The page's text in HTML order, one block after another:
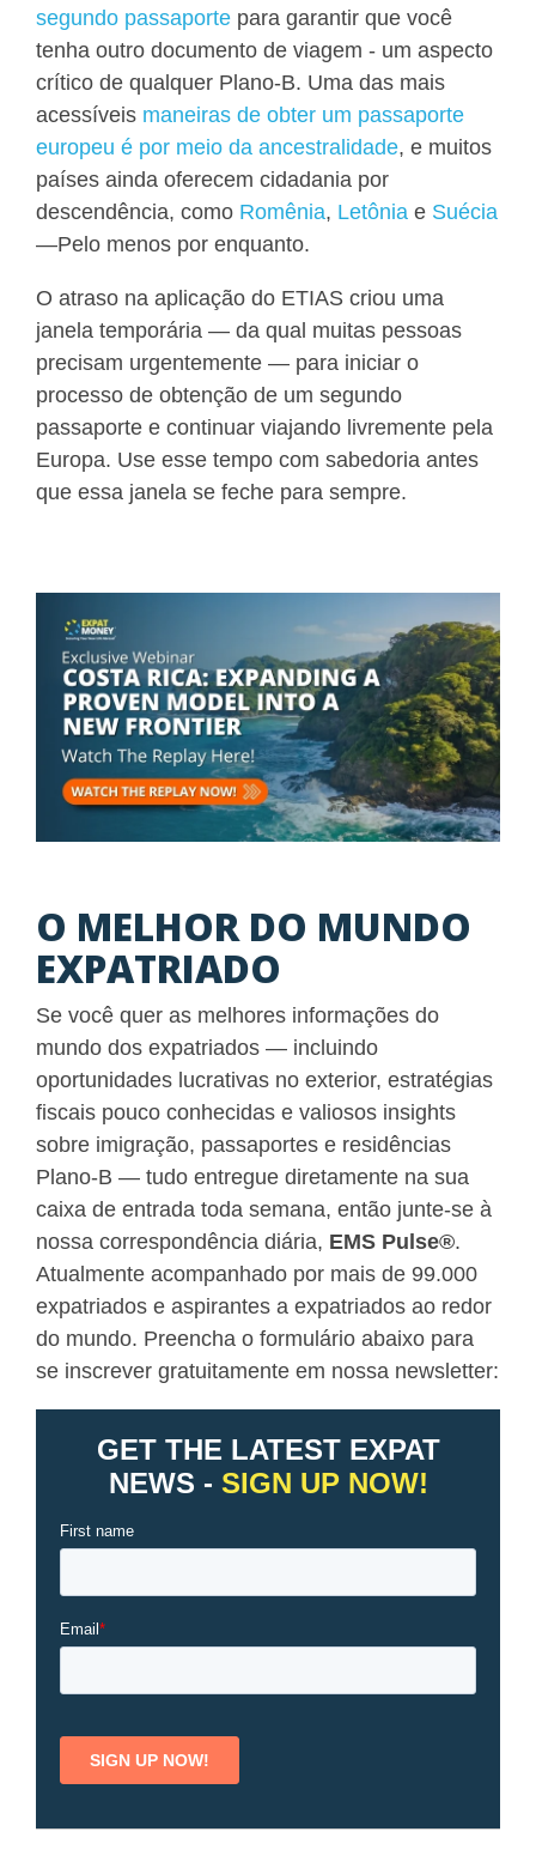
segundo passaporte para garantir que você
tenha outro documento de viagem - um aspecto
crítico de qualquer Plano-B. Uma das mais
acessíveis maneiras de obter um passaporte
europeu é por meio da ancestralidade, e muitos
países ainda oferecem cidadania por
descendência, como Romênia, Letônia e Suécia
—Pelo menos por enquanto.
O atraso na aplicação do ETIAS criou uma
janela temporária — da qual muitas pessoas
precisam urgentemente — para iniciar o
processo de obtenção de um segundo
passaporte e continuar viajando livremente pela
Europa. Use esse tempo com sabedoria antes
que essa janela se feche para sempre.
O MELHOR DO MUNDO
EXPATRIADO
Se você quer as melhores informações do
mundo dos expatriados — incluindo
oportunidades lucrativas no exterior, estratégias
fiscais pouco conhecidas e valiosos insights
sobre imigração, passaportes e residências
Plano-B — tudo entregue diretamente na sua
caixa de entrada toda semana, então junte-se à
nossa correspondência diária, EMS Pulse®.
Atualmente acompanhado por mais de 99.000
expatriados e aspirantes a expatriados ao redor
do mundo. Preencha o formulário abaixo para
se inscrever gratuitamente em nossa newsletter: